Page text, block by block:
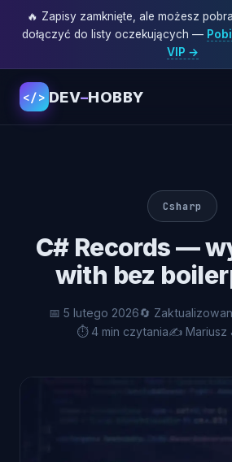
🔥 Zapisy zamknięte, ale możesz
dołączyć do listy oczekujących —
VIP →
</> DEV–HOBBY
Csharp
C# Records —
with bez
📅 5 lutego 2026🔄
⏱ 4 min czytania✍️ Mariusz